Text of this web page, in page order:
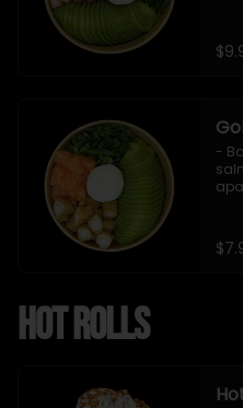
-
Hot Rolls